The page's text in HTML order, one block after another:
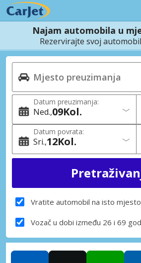
Najam automobila u
Rezervirajte svoj
Datum preuzimanja:
Ned. 09Kol.
Datum povrata:
Sri. 12Kol.
Vratite automobil na isto mjesto
Vozač u dobi između 26 i 69